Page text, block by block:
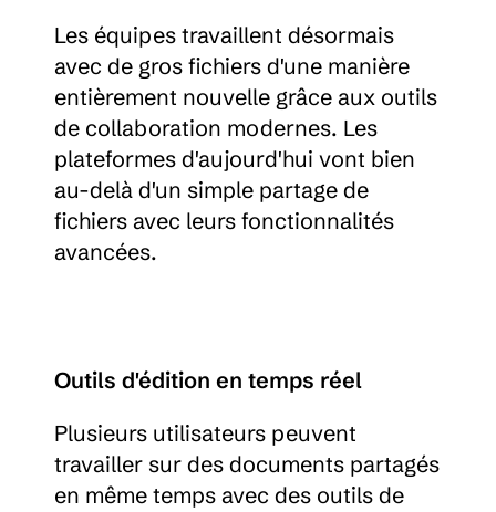
Les équipes travaillent désormais
avec de gros fichiers d'une manière
entièrement nouvelle grâce aux outils
de collaboration modernes. Les
plateformes d'aujourd'hui vont bien
au-delà d'un simple partage de
fichiers avec leurs fonctionnalités
avancées.
Outils d'édition en temps réel
Plusieurs utilisateurs peuvent
travailler sur des documents partagés
en même temps avec des outils de